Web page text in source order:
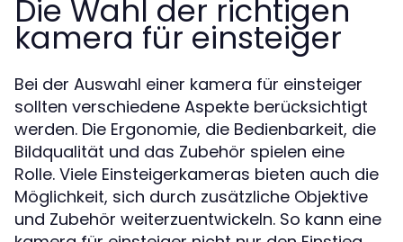
Die Wahl der richtigen
kamera für einsteiger
Bei der Auswahl einer kamera für einsteiger
sollten verschiedene Aspekte berücksichtigt
werden. Die Ergonomie, die Bedienbarkeit, die
Bildqualität und das Zubehör spielen eine
Rolle. Viele Einsteigerkameras bieten auch die
Möglichkeit, sich durch zusätzliche Objektive
und Zubehör weiterzuentwickeln. So kann eine